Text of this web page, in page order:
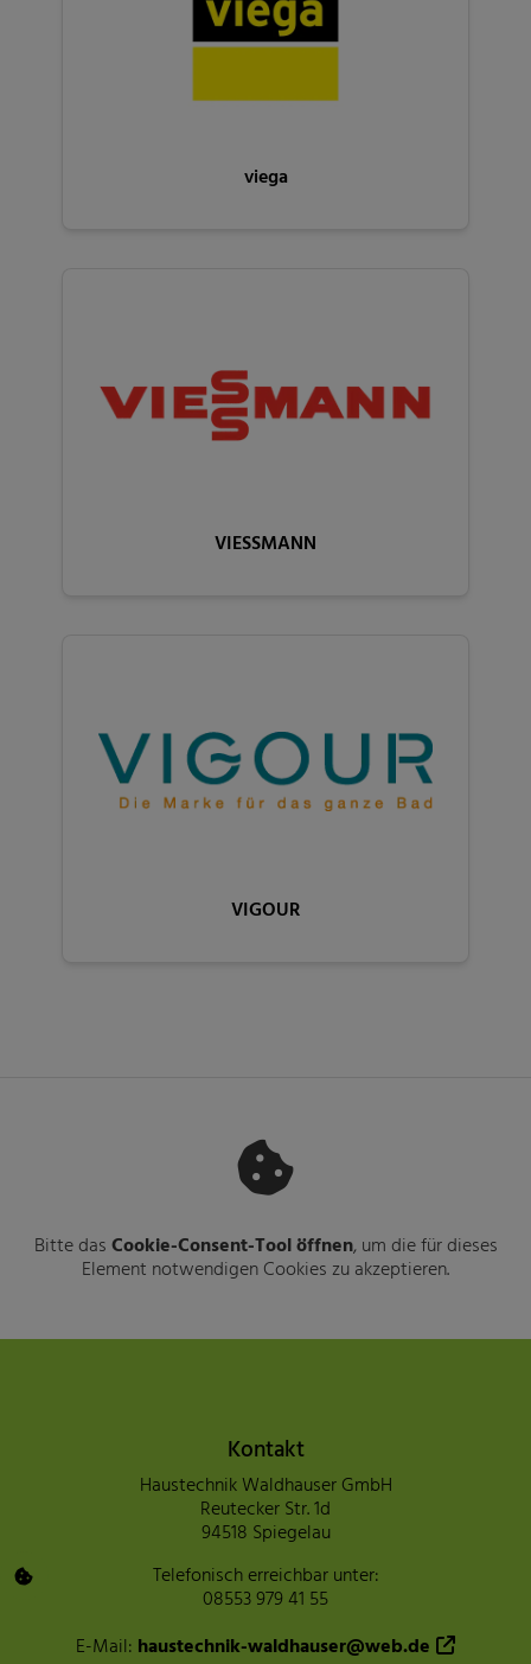
viega
VIESSMANN
VIGOUR
Bitte das Cookie-Consent-Tool öffnen, um die für dieses
Element notwendigen Cookies zu akzeptieren.
Kontakt
Haustechnik Waldhauser GmbH
Reutecker Str. 1d
94518 Spiegelau
Telefonisch erreichbar unter:
08553 979 41 55
E-Mail: haustechnik-waldhauser@web.de